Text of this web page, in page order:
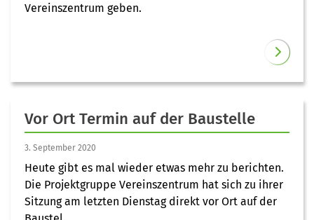
Vereinszentrum geben.
Vor Ort Termin auf der Baustelle
3. September 2020
Heute gibt es mal wieder etwas mehr zu berichten.
Die Projektgruppe Vereinszentrum hat sich zu ihrer
Sitzung am letzten Dienstag direkt vor Ort auf der